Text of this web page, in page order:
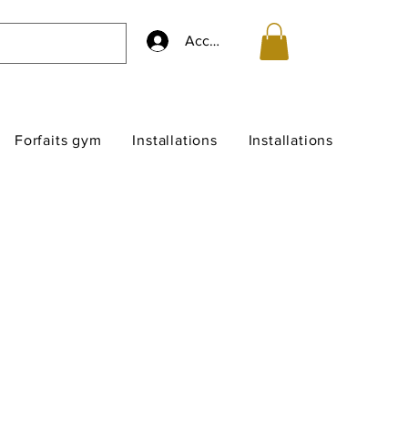
Accedi
Forfaits gym Installations Installations